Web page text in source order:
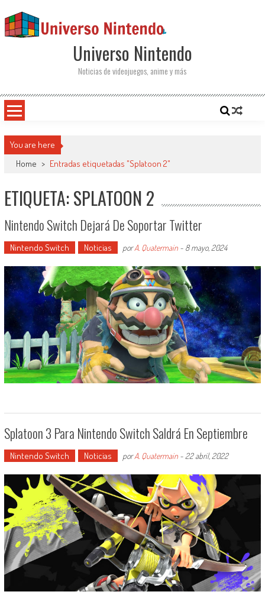
Universo Nintendo
Noticias de videojuegos, anime y más
You are here
Home > Entradas etiquetadas "Splatoon 2"
ETIQUETA: SPLATOON 2
Nintendo Switch Dejará De Soportar Twitter
Nintendo Switch Noticias porA. Quatermain- 8 mayo, 2024
Splatoon 3 Para Nintendo Switch Saldrá En Septiembre
Nintendo Switch Noticias porA. Quatermain- 22 abril, 2022